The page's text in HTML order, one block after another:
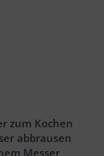
zum Kochen
abbrausen
Messer